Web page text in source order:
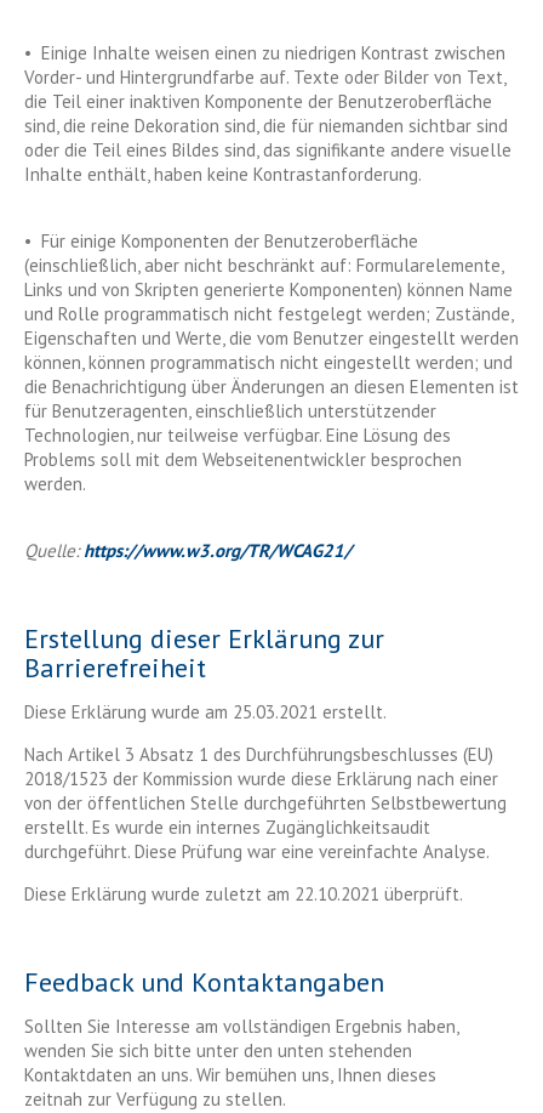
• Einige Inhalte weisen einen zu niedrigen Kontrast zwischen
Vorder- und Hintergrundfarbe auf. Texte oder Bilder von Text,
die Teil einer inaktiven Komponente der Benutzeroberfläche
sind, die reine Dekoration sind, die für niemanden sichtbar sind
oder die Teil eines Bildes sind, das signifikante andere visuelle
Inhalte enthält, haben keine Kontrastanforderung.
• Für einige Komponenten der Benutzeroberfläche
(einschließlich, aber nicht beschränkt auf: Formularelemente,
Links und von Skripten generierte Komponenten) können Name
und Rolle programmatisch nicht festgelegt werden; Zustände,
Eigenschaften und Werte, die vom Benutzer eingestellt werden
können, können programmatisch nicht eingestellt werden; und
die Benachrichtigung über Änderungen an diesen Elementen ist
für Benutzeragenten, einschließlich unterstützender
Technologien, nur teilweise verfügbar. Eine Lösung des
Problems soll mit dem Webseitenentwickler besprochen
werden.
Quelle:https://www.w3.org/TR/WCAG21/
Erstellung dieser Erklärung zur
Barrierefreiheit
Diese Erklärung wurde am 25.03.2021 erstellt.
Nach Artikel 3 Absatz 1 des Durchführungsbeschlusses (EU)
2018/1523 der Kommission wurde diese Erklärung nach einer
von der öffentlichen Stelle durchgeführten Selbstbewertung
erstellt. Es wurde ein internes Zugänglichkeitsaudit
durchgeführt. Diese Prüfung war eine vereinfachte Analyse.
Diese Erklärung wurde zuletzt am 22.10.2021 überprüft.
Feedback und Kontaktangaben
Sollten Sie Interesse am vollständigen Ergebnis haben,
wenden Sie sich bitte unter den unten stehenden
Kontaktdaten an uns. Wir bemühen uns, Ihnen dieses
zeitnah zur Verfügung zu stellen.